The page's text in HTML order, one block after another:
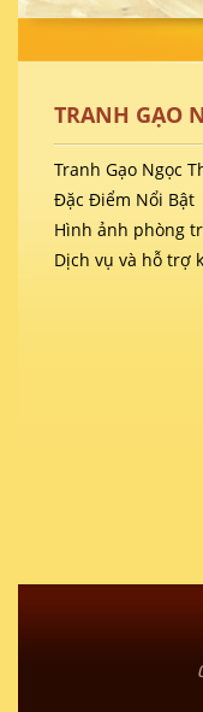
TRANH GẠO
Tranh Gạo Ngọc
Đặc Điểm Nổi Bật
Hình ảnh phòng
Dịch vụ và hỗ trợ